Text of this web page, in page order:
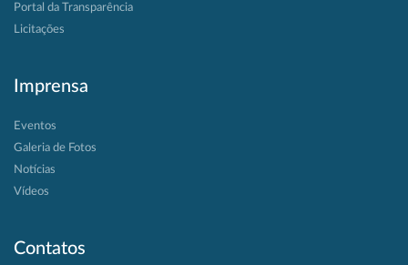
Portal da Transparência
Licitações
Imprensa
Eventos
Galeria de Fotos
Notícias
Vídeos
Contatos